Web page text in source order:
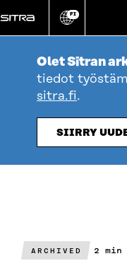
suoraan
sisältöön
Vaihda
kieli
FI
Olet Sitran
tiedot
sitra.fi.
SIIRRY
ARCHIVED 2 min